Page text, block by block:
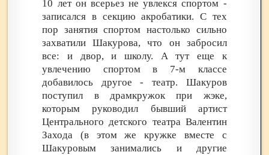
10 лет он всерьез не увлекся спортом -
записался в секцию акробатики. С тех
пор занятия спортом настолько сильно
захватили Шакурова, что он забросил
все: и двор, и школу. А тут еще к
увлечению спортом в 7-м классе
добавилось другое - театр. Шакуров
поступил в драмкружок при жэке,
которым руководил бывший артист
Центрального детского театра Валентин
Захода (в этом же кружке вместе с
Шакуровым занимались и другие